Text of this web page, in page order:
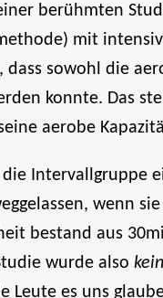
berühmten
mit
sowohl die
konnte. Das
aerobe
Intervallgruppe
wenn
bestand aus
wurde also
Leute es uns